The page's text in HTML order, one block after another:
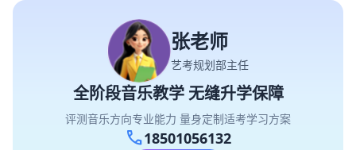
张老师
艺考规划部主任
全阶段音乐教学 无缝升学保障
评测音乐方向专业能力 量身定制适考学习方案
call18501056132